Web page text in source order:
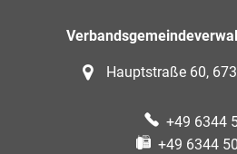
Hauptstraße 60,
+49 6344
+49 6344